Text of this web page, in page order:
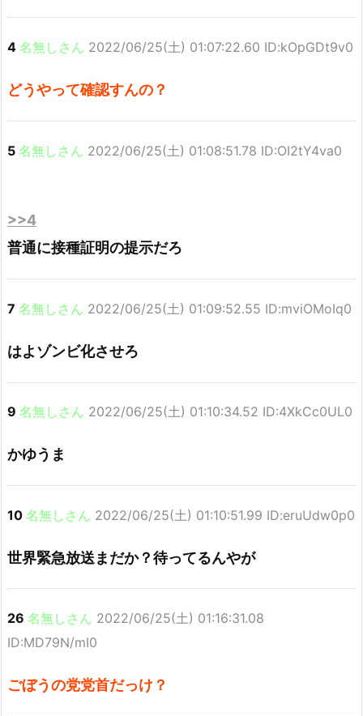
4 名無しさん 2022/06/25(土) 01:07:22.60 ID:kOpGDt9v0
どうやって確認すんの？
5 名無しさん 2022/06/25(土) 01:08:51.78 ID:OI2tY4va0
>>4
普通に接種証明の提示だろ
7 名無しさん 2022/06/25(土) 01:09:52.55 ID:mviOMoIq0
はよゾンビ化させろ
9 名無しさん 2022/06/25(土) 01:10:34.52 ID:4XkCc0UL0
かゆうま
10 名無しさん 2022/06/25(土) 01:10:51.99 ID:eruUdw0p0
世界緊急放送まだか？待ってるんやが
26 名無しさん 2022/06/25(土) 01:16:31.08
ID:MD79N/mI0
ごぼうの党党首だっけ？